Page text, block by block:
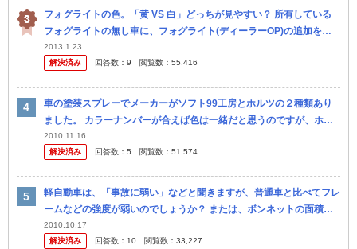
フォグライトの色。「黄 VS 白」どっちが見やすい？ 所有している
フォグライトの無し車に、フォグライト(ディーラーOP)の追加を検
討している者です。 発光色が黄色と白色の２種類あるのですが、特
に...
2013.1.23
解決済み
回答数： 9 閲覧数： 55,416
車の塗装スプレーでメーカーがソフト99工房とホルツの２種類あり
ました。 カラーナンバーが合えば色は一緒だと思うのですが、ホル
ツの方は上、 下塗りがありソフト99工房は上塗りだけでした。 ソフ
ト9...
2010.11.16
解決済み
回答数： 5 閲覧数： 51,574
軽自動車は、「事故に弱い」などと聞きますが、普通車と比べてフレ
ームなどの強度が弱いのでしょうか？ または、ボンネットの面積が
狭いから正面衝突した場合、運転席に衝撃の伝わりが大きいからでし
ょうか？ 普
2010.10.17
解決済み
回答数： 10 閲覧数： 33,227